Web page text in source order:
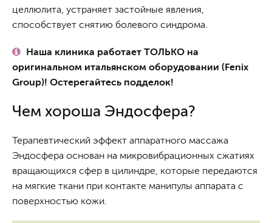
целлюлита, устраняет застойные явления,
способствует снятию болевого синдрома.
Наша клиника работает ТОЛЬКО на
оригинальном итальянском оборудовании (Fenix
Group)! Остерегайтесь подделок!
Чем хороша Эндосфера?
Терапевтический эффект аппаратного массажа
Эндосфера основан на микровибрационных сжатиях
вращающихся сфер в цилиндре, которые передаются
на мягкие ткани при контакте манипулы аппарата с
поверхностью кожи.